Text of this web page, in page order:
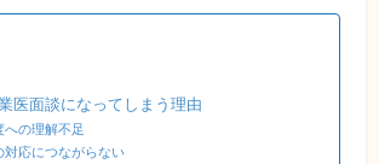
医面談になってしまう理由
への理解不足
対応につながらない